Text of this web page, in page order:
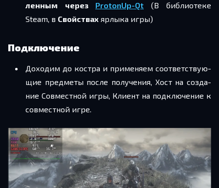
лен­ным через ProtonUp-Qt
(В биб­лио­те­ке
Steam, в Свой­ствах яр­лы­ка игры)
Подключение
До­хо­дим до ко­ст­ра и при­ме­ня­ем со­от­вет­ству­ю­
щие пред­ме­ты после по­лу­че­ния, Хост на со­зда­
ние Сов­мест­ной игры, Кли­ент на под­клю­че­ние к
сов­мест­ной игре.